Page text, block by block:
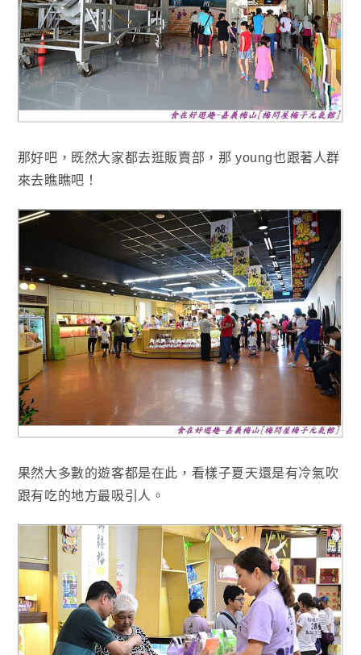
那好吧 ，既然大家都去逛販賣部 ，那 young也跟著人群
來去瞧瞧吧！
果然大多數的遊客都是在此，看樣子夏天還是有冷氣吹
跟有吃的地方最吸引人 。